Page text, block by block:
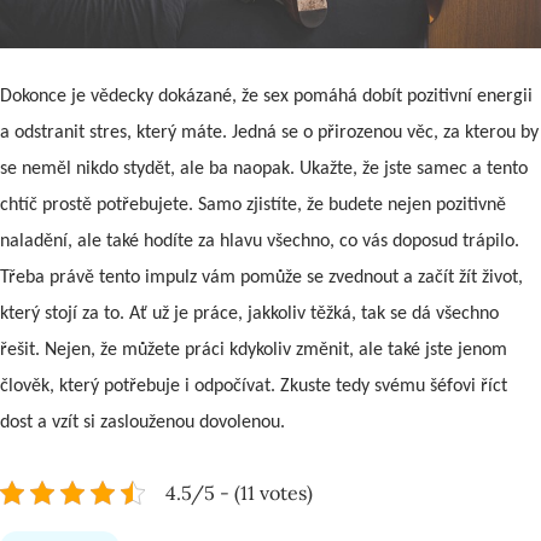
Dokonce je vědecky dokázané, že sex pomáhá dobít pozitivní energii
a odstranit stres, který máte. Jedná se o přirozenou věc, za kterou by
se neměl nikdo stydět, ale ba naopak. Ukažte, že jste samec a tento
chtíč prostě potřebujete. Samo zjistíte, že budete nejen pozitivně
naladění, ale také hodíte za hlavu všechno, co vás doposud trápilo.
Třeba právě tento impulz vám pomůže se zvednout a začít žít život,
který stojí za to. Ať už je práce, jakkoliv těžká, tak se dá všechno
řešit. Nejen, že můžete práci kdykoliv změnit, ale také jste jenom
člověk, který potřebuje i odpočívat. Zkuste tedy svému šéfovi říct
dost a vzít si zaslouženou dovolenou.
4.5/5 - (11 votes)